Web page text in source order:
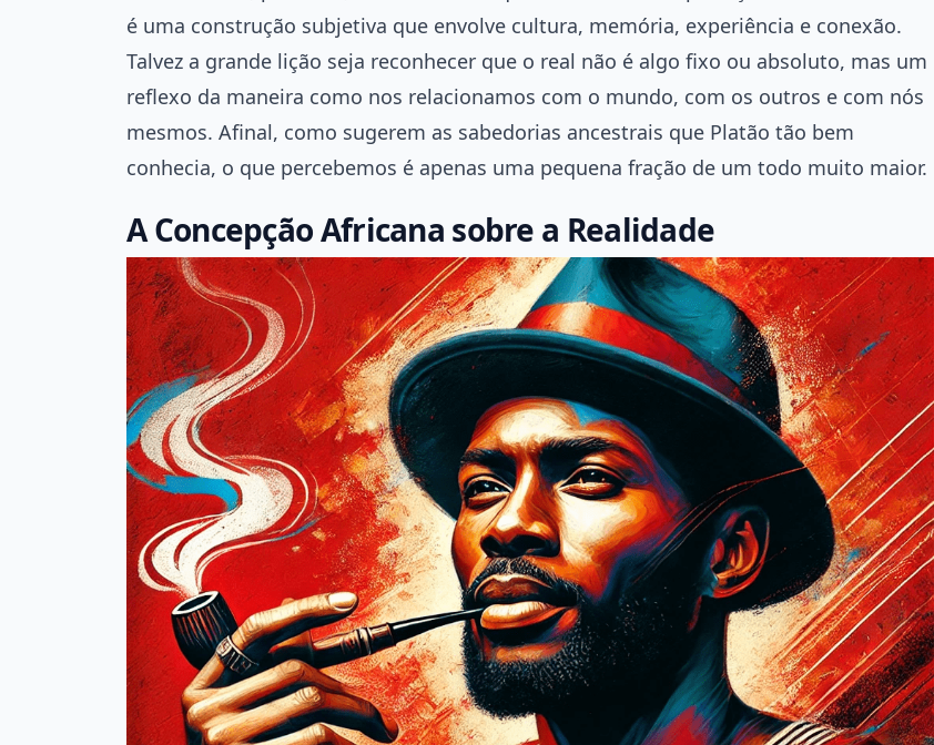
é uma construção subjetiva que envolve cultura, memória, experiência e conexão.
Talvez a grande lição seja reconhecer que o real não é algo fixo ou absoluto, mas um
reflexo da maneira como nos relacionamos com o mundo, com os outros e com nós
mesmos. Afinal, como sugerem as sabedorias ancestrais que Platão tão bem
conhecia, o que percebemos é apenas uma pequena fração de um todo muito maior.
A Concepção Africana sobre a Realidade